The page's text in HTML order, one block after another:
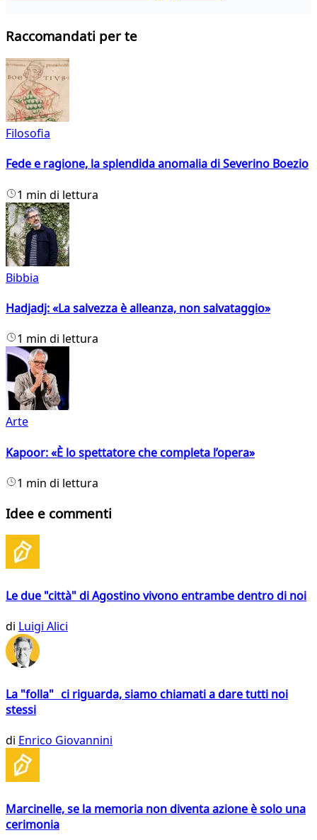
Raccomandati per te
Filosofia
Fede e ragione, la splendida anomalia di Severino Boezio
1 min di lettura
Bibbia
Hadjadj: «La salvezza è alleanza, non salvataggio»
1 min di lettura
Arte
Kapoor: «È lo spettatore che completa l’opera»
1 min di lettura
Idee e commenti
Le due "città" di Agostino vivono entrambe dentro di noi
di Luigi Alici
La "folla" ci riguarda, siamo chiamati a dare tutti noi
stessi
di Enrico Giovannini
Marcinelle, se la memoria non diventa azione è solo una
cerimonia